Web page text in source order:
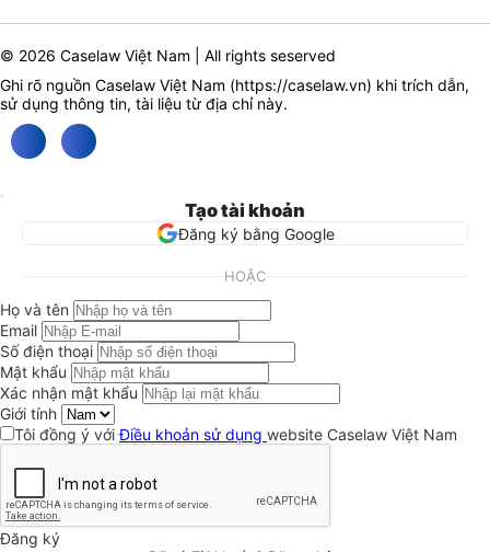
© 2026 Caselaw Việt Nam | All rights seserved
Ghi rõ nguồn Caselaw Việt Nam (https://caselaw.vn) khi trích dẫn,
sử dụng thông tin, tài liệu từ địa chỉ này.
Tạo tài khoản
Đăng ký bằng Google
HOẶC
Họ và tên
Email
Số điện thoại
Mật khẩu
Xác nhận mật khẩu
Giới tính
Tôi đồng ý vớiĐiều khoản sử dụng website Caselaw Việt Nam
Đăng ký